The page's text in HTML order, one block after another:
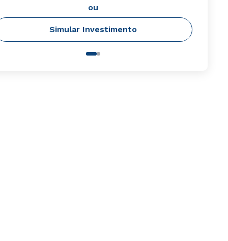
ou
Simular Investimento